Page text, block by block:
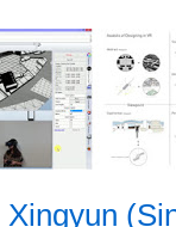
Xingyun